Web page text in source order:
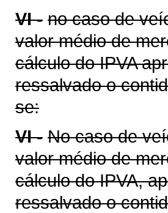
VI - no caso de
valor médio de
cálculo do IPVA
ressalvado o
se:
VI - No caso de
valor médio de
cálculo do IPVA,
ressalvado o